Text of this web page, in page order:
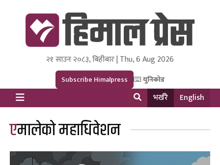
Himal Press
Dot NewsyNepal Media and Research Pvt Ltd.
२१ साउन २०८३, बिहीबार | Thu, 6 Aug 2026
Subscribe Himalpress युनिकोड
भर्खरै English
एमालेको महाधिवेशन